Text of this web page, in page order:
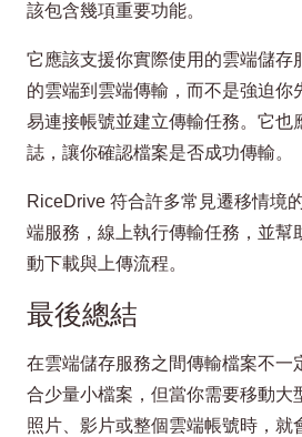
該包含幾項重要功能。
它應該支援你實際使用的雲端儲存
的雲端到雲端傳輸，而不是強迫你
易連接帳號並建立傳輸任務。它也
誌，讓你確認檔案是否成功傳輸。
RiceDrive 符合許多常見遷移情境
端服務，線上執行傳輸任務，並幫
動下載與上傳流程。
最後總結
在雲端儲存服務之間傳輸檔案不一
合少量小檔案，但當你需要移動大
照片、影片或整個雲端帳號時，就